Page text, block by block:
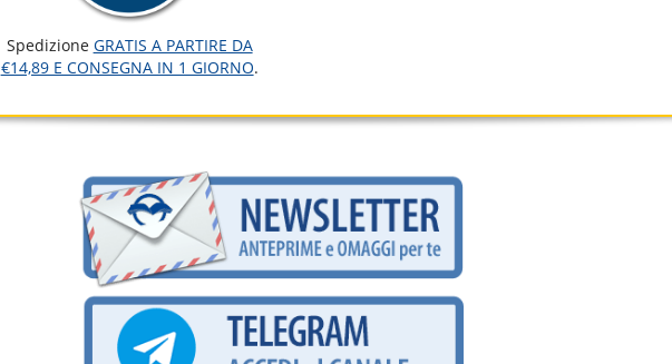
Spedizione GRATIS A PARTIRE DA
€14,89 E CONSEGNA IN 1 GIORNO.